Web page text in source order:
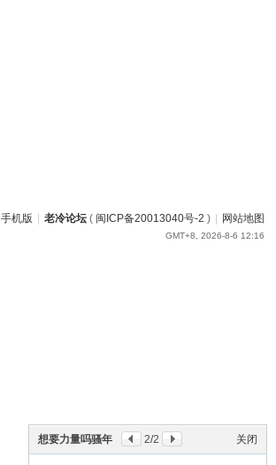
关闭
想要力量吗骚年 2/2
手机版 老冷论坛( 闽ICP备20013040号-2 ) 网站地图
GMT+8, 2026-8-6 12:16